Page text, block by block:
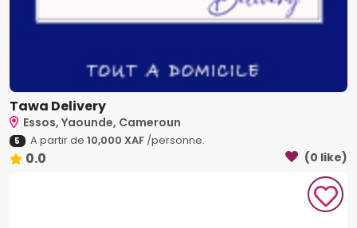
Tawa Delivery
Essos, Yaounde, Cameroun
5 A partir de 10,000 XAF/personne.
0.0 (0 like)